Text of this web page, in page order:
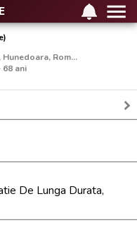
Femeie, 23, Necasatorita, Hunedoara, Romania
68 ani
De Lunga Durata,